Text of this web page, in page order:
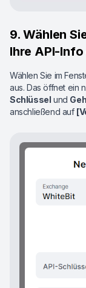
9. Wählen
Ihre API-Info
Wählen Sie im
aus. Das öffnet ein
Schlüssel und
anschließend auf